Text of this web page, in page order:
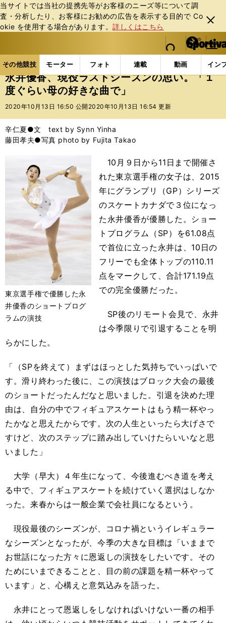
当サイトでは当社の提携先等がお客様のニーズ等について調
査・分析したり、お客様にお勧めの広告を表⽰する⽬的で Co
okie を使⽤する場合があります。詳しくはこちら
閉じ
る
web Sportiva (webスポルティーバ)
検索
マイペ
ー
ジ
メニュ
その他競技 モーター フォト 連載 動画 イン
ス
ポ
ル
バ
その他競技の記事一覧 フィギュア 永井優香、現役
永井優香、現役ラストシーズンの思い。「１
度ぐらい母の好きな曲で」
2020年10月13日 16:50 公開 2020年10月13日 16:54 更新
辛仁夏●文 text by Synn Yinha
藤田孝夫●写真 photo by Fujita Takao
東京選手権で優勝した永
井優香のショートプログ
ラムの演技
10月９日から11日まで開催さ
れた東京選手権の女子は、2015
年にグランプリ（GP）シリーズ
のスケートカナダで３位になっ
た永井優香が優勝した。ショー
トプログラム（SP）を61.08点
で首位に立った永井は、10日の
フリーでも全体トップの110.11
点をマークして、合計171.19点
での完全優勝だった。
SP後のリモート会見で、永井
は今季限りで引退することを明
らかにした。
「（SPを終えて）まずはほっとした気持ちでいっぱいで
す。滑り終わった後に、この演技はブロック大会の最後
のショートだったんだなと思いました。引退を決めた理
由は、自分の中でフィギュアスケートはもう精一杯やっ
たかなと思えたからです。次の人生といったら大げさで
すけど、次のステップに踏み出していけたらいいなと思
いました」
大学（早大）４年生になって、今後進むべき道を考え
る中で、フィギュアスケートを続けていく選択はしなか
った。来春からは一般企業で会社員になるという。
現役最後のシーズンが、コロナ禍というイレギュラー
なシーズンとなったが、今季の大きな目標は「いままで
お世話になった方々に恩返しの演技をしたいです。その
ためにいまできることと、目の前の課題を精一杯やって
います」と、心構えと意気込みを語った。
永井にとって恩返しをしなければいけない一番の相手